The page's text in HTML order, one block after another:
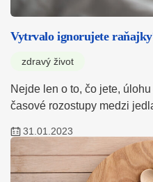
Vytrvalo ignorujete
zdravý život
Nejde len o to, čo jete,
časové rozostupy medzi
31.01.2023